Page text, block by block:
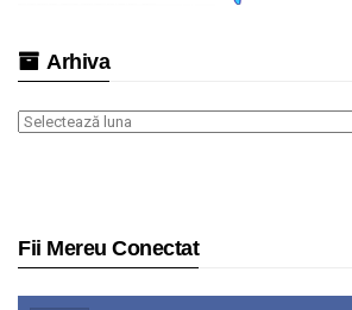
Arhiva
Arhiva
Fii Mereu Conectat